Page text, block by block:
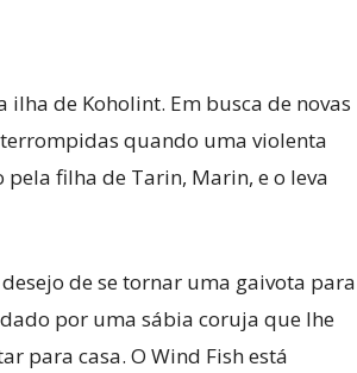
de Koholint. Em busca de novas
quando uma violenta
filha de Tarin, Marin, e o leva
de se tornar uma gaivota para
por uma sábia coruja que lhe
para casa. O Wind Fish está